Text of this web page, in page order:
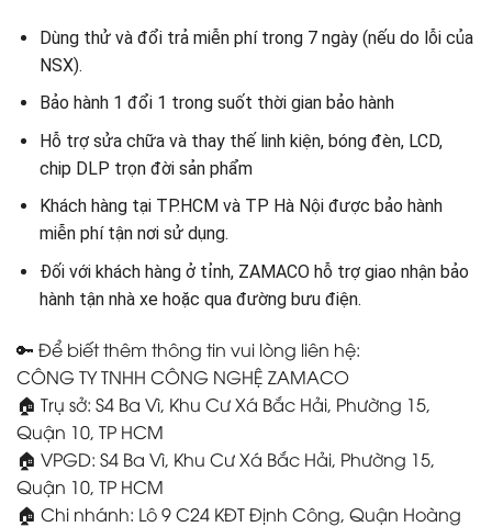
Dùng thử và đổi trả miễn phí trong 7 ngày (nếu do lỗi của
NSX).
Bảo hành 1 đổi 1 trong suốt thời gian bảo hành
Hỗ trợ sửa chữa và thay thế linh kiện, bóng đèn, LCD,
chip DLP trọn đời sản phẩm
Khách hàng tại TP.HCM và TP Hà Nội được bảo hành
miễn phí tận nơi sử dụng.
Đối với khách hàng ở tỉnh, ZAMACO hỗ trợ giao nhận bảo
hành tận nhà xe hoặc qua đường bưu điện.
🔑 Để biết thêm thông tin vui lòng liên hệ:
CÔNG TY TNHH CÔNG NGHỆ ZAMACO
🏠 Trụ sở: S4 Ba Vì, Khu Cư Xá Bắc Hải, Phường 15,
Quận 10, TP HCM
🏠 VPGD: S4 Ba Vì, Khu Cư Xá Bắc Hải, Phường 15,
Quận 10, TP HCM
🏠 Chi nhánh: Lô 9 C24 KĐT Định Công, Quận Hoàng